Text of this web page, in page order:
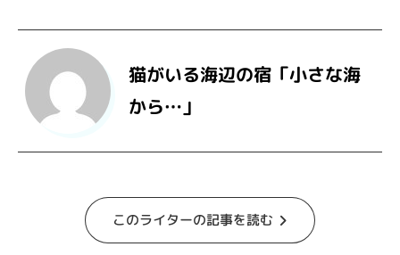
猫がいる海辺の宿「小さな海
から…」
このライターの記事を読む